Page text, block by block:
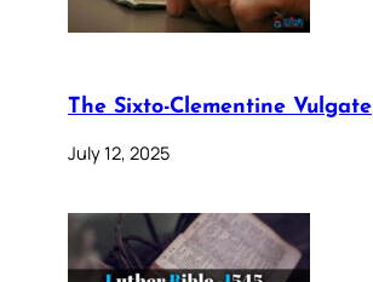
The Sixto-Clementine Vulgate
July 12, 2025